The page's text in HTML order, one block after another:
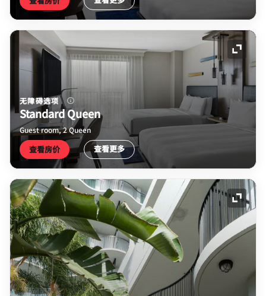
展开
无障碍选项
Standard Queen
Guest room, 2 Queen
查看房价 查看更多
展开